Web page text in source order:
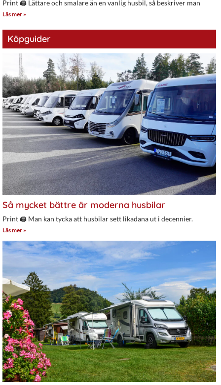
Print 🖨 Lättare och smalare än en vanlig husbil, så beskriver man
Läs mer »
Köpguider
Så mycket bättre är moderna husbilar
Print 🖨 Man kan tycka att husbilar sett likadana ut i decennier.
Läs mer »